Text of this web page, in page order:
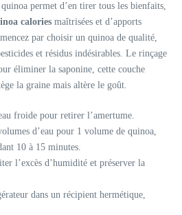
permet d’en tirer tous les bienfaits,
calories maîtrisées et d’apports
par choisir un quinoa de qualité,
et résidus indésirables. Le rinçage
éliminer la saponine, cette couche
la graine mais altère le goût.
froide pour retirer l’amertume.
d’eau pour 1 volume de quinoa,
10 à 15 minutes.
l’excès d’humidité et préserver la
dans un récipient hermétique,